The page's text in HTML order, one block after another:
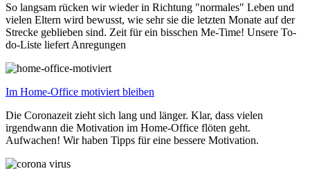
So langsam rücken wir wieder in Richtung "normales" Leben und
vielen Eltern wird bewusst, wie sehr sie die letzten Monate auf der
Strecke geblieben sind. Zeit für ein bisschen Me-Time! Unsere To-
do-Liste liefert Anregungen
Im Home-Office motiviert bleiben
Die Coronazeit zieht sich lang und länger. Klar, dass vielen
irgendwann die Motivation im Home-Office flöten geht.
Aufwachen! Wir haben Tipps für eine bessere Motivation.